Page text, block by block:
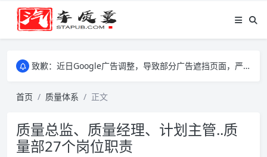
致歉：近日Google广告调整，导致部分广告遮挡页面，严重影响大家访问体验，将尽快调整完成，由此带来的不便，特意致歉！
致歉：近日Google广告调整，导致部分广告遮挡页面，严重影响大家访问体验，将尽快调整完成，由此带来的不便，特意致歉！
首页 质量体系 正文
质量总监、质量经理、计划主管..质
量部27个岗位职责